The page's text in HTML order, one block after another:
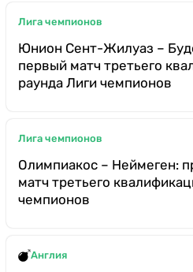
Лига чемпионов
Юнион Сент-Жилуаз –
первый матч третьего
раунда Лиги чемпионов
Лига чемпионов
Олимпиакос – Неймеген:
матч третьего
чемпионов
Англия